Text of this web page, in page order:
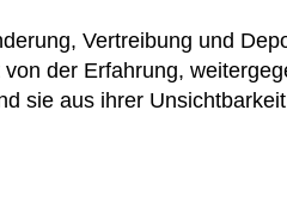
Vertreibung und
der Erfahrung,
sie aus ihrer